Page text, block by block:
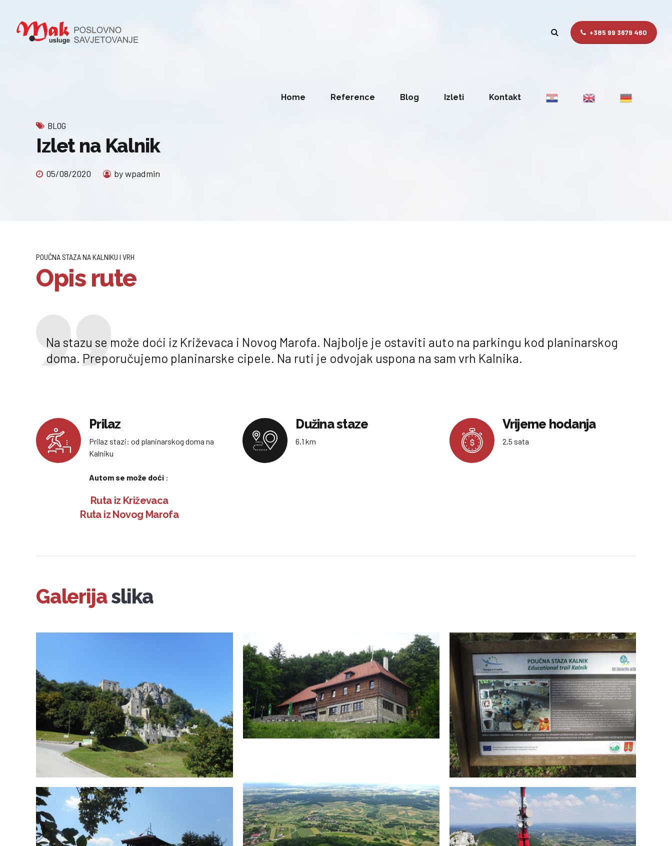
+385 99 3679 460
Home Reference Blog Izleti Kontakt
BLOG
Izlet na Kalnik
05/08/2020 by wpadmin
POUČNA STAZA NA KALNIKU I VRH
Opis rute
Na stazu se može doći iz Križevaca i Novog Marofa. Najbolje je ostaviti auto na parkingu kod planinarskog
doma. Preporučujemo planinarske cipele. Na ruti je odvojak uspona na sam vrh Kalnika.
Prilaz
Prilaz stazi: od planinarskog doma na
Kalniku
Autom se može doći :
Ruta iz Križevaca
Ruta iz Novog Marofa
Dužina staze
6,1 km
Vrijeme hodanja
2,5 sata
Galerijaslika